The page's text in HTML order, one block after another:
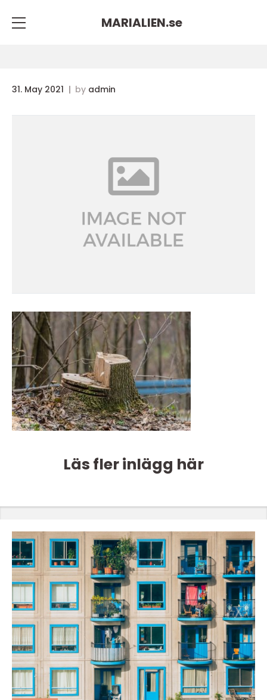
MARIALIEN.se
31. May 2021 by admin
Läs fler inlägg här